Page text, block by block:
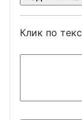
Клик по